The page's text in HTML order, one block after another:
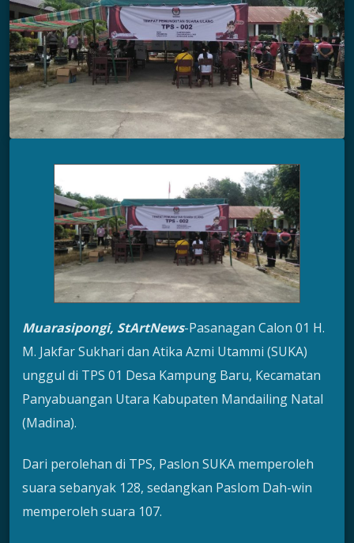
Muarasipongi, StArtNews-Pasanagan Calon 01 H.
M. Jakfar Sukhari dan Atika Azmi Utammi (SUKA)
unggul di TPS 01 Desa Kampung Baru, Kecamatan
Panyabuangan Utara Kabupaten Mandailing Natal
(Madina).
Dari perolehan di TPS, Paslon SUKA memperoleh
suara sebanyak 128, sedangkan Paslom Dah-win
memperoleh suara 107.